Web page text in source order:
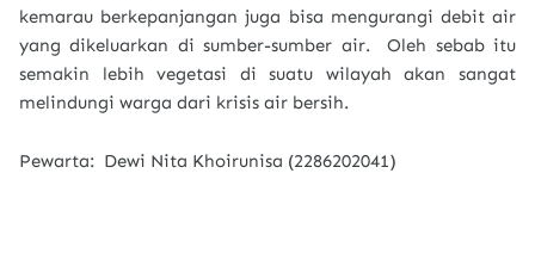
kemarau berkepanjangan juga bisa mengurangi debit air
yang dikeluarkan di sumber-sumber air. Oleh sebab itu
semakin lebih vegetasi di suatu wilayah akan sangat
melindungi warga dari krisis air bersih.
Pewarta: Dewi Nita Khoirunisa (2286202041)